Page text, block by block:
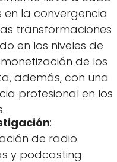
la convergencia
transformaciones
en los niveles de
de los
además, con una
profesional en los
:
de radio.
y podcasting.